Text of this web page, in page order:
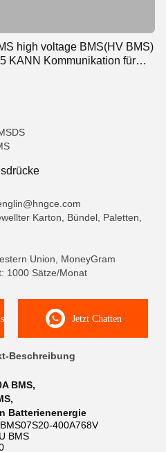
high voltage BMS(HV BMS)
KANN Kommunikation für
Karton, Bündel, Paletten,
Union, MoneyGram
1000 Sätze/Monat
Jetzt Chatten
Beschreibung
BMS,
,
Batterienenergie
400A768V
BMS